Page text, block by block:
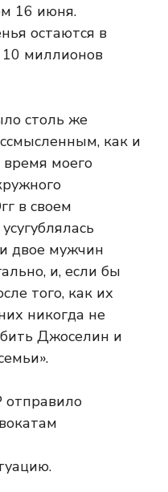
16 июня.
остаются в
миллионов
столь же
как и
время моего
в своем
двое мужчин
и, если бы
того, как их
никогда не
Джоселин и
отправило